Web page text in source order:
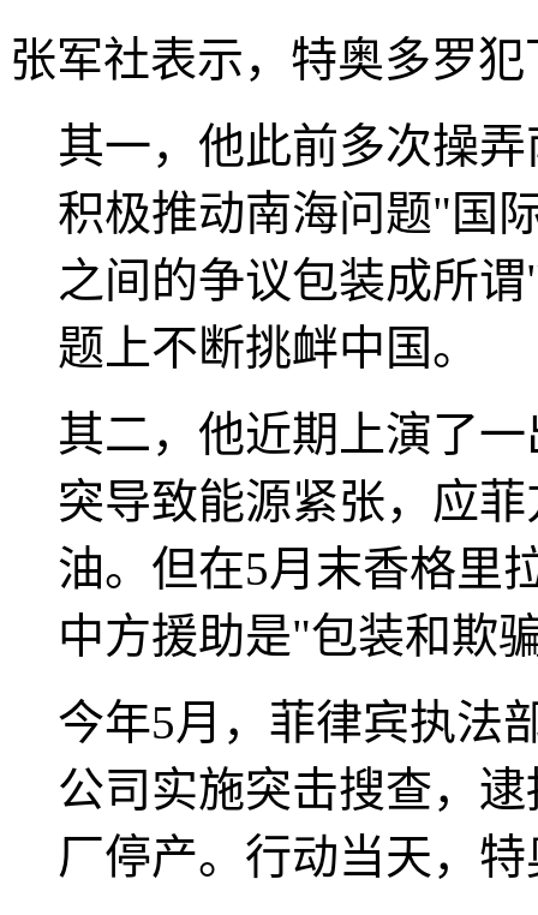
张军社表示，特奥多罗
其一，他此前多次操
积极推动南海问题"国
之间的争议包装成所
题上不断挑衅中国。
其二，他近期上演了
突导致能源紧张，应
油。但在5月末香格里
中方援助是"包装和欺
今年5月，菲律宾执法
公司实施突击搜查，
厂停产。行动当天，